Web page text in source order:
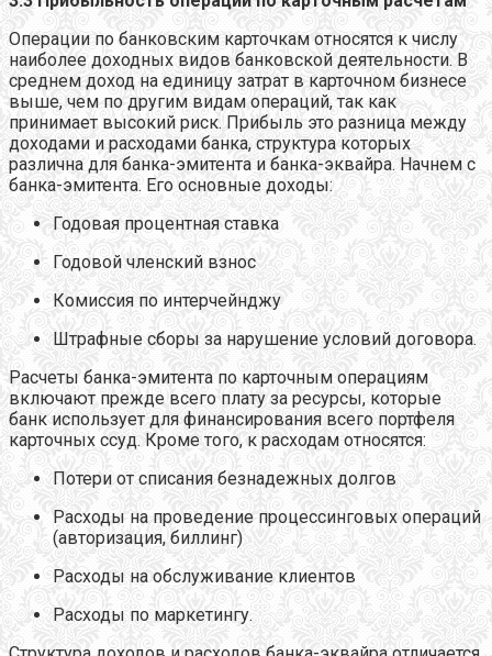
Операции по банковским карточкам относятся к числу
наиболее доходных видов банковской деятельности. В
среднем доход на единицу затрат в карточном бизнесе
выше, чем по другим видам операций, так как
принимает высокий риск. Прибыль это разница между
доходами и расходами банка, структура которых
различна для банка-эмитента и банка-эквайра. Начнем с
банка-эмитента. Его основные доходы:
Годовая процентная ставка
Годовой членский взнос
Комиссия по интерчейнджу
Штрафные сборы за нарушение условий договора.
Расчеты банка-эмитента по карточным операциям
включают прежде всего плату за ресурсы, которые
банк использует для финансирования всего портфеля
карточных ссуд. Кроме того, к расходам относятся:
Потери от списания безнадежных долгов
Расходы на проведение процессинговых операций
(авторизация, биллинг)
Расходы на обслуживание клиентов
Расходы по маркетингу.